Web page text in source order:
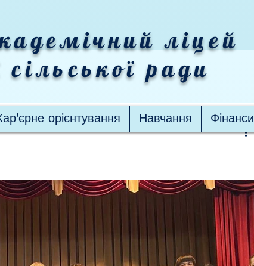
ліцей
ради
орієнтування Навчання Фінанси